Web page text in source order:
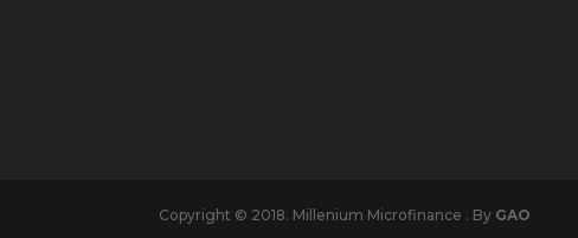
Copyright © 2018. Millenium Microfinance . By GAO